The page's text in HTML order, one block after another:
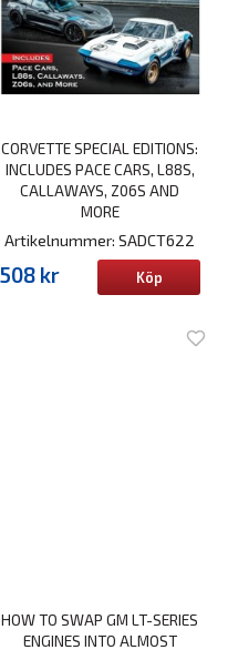
CORVETTE SPECIAL EDITIONS:
INCLUDES PACE CARS, L88S,
CALLAWAYS, Z06S AND
MORE
Artikelnummer: SADCT622
508 kr Köp
HOW TO SWAP GM LT-SERIES
ENGINES INTO ALMOST